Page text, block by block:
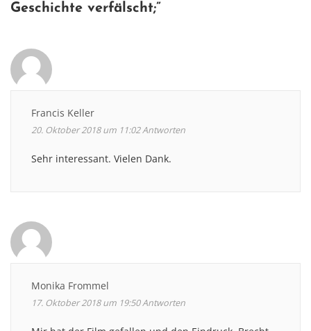
Geschichte verfälscht;”
Francis Keller
20. Oktober 2018 um 11:02Antworten
Sehr interessant. Vielen Dank.
Monika Frommel
17. Oktober 2018 um 19:50Antworten